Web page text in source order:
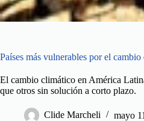
Países más vulnerables por el
El cambio climático en América
que otros sin solución a corto plazo.
Clide Marcheli mayo